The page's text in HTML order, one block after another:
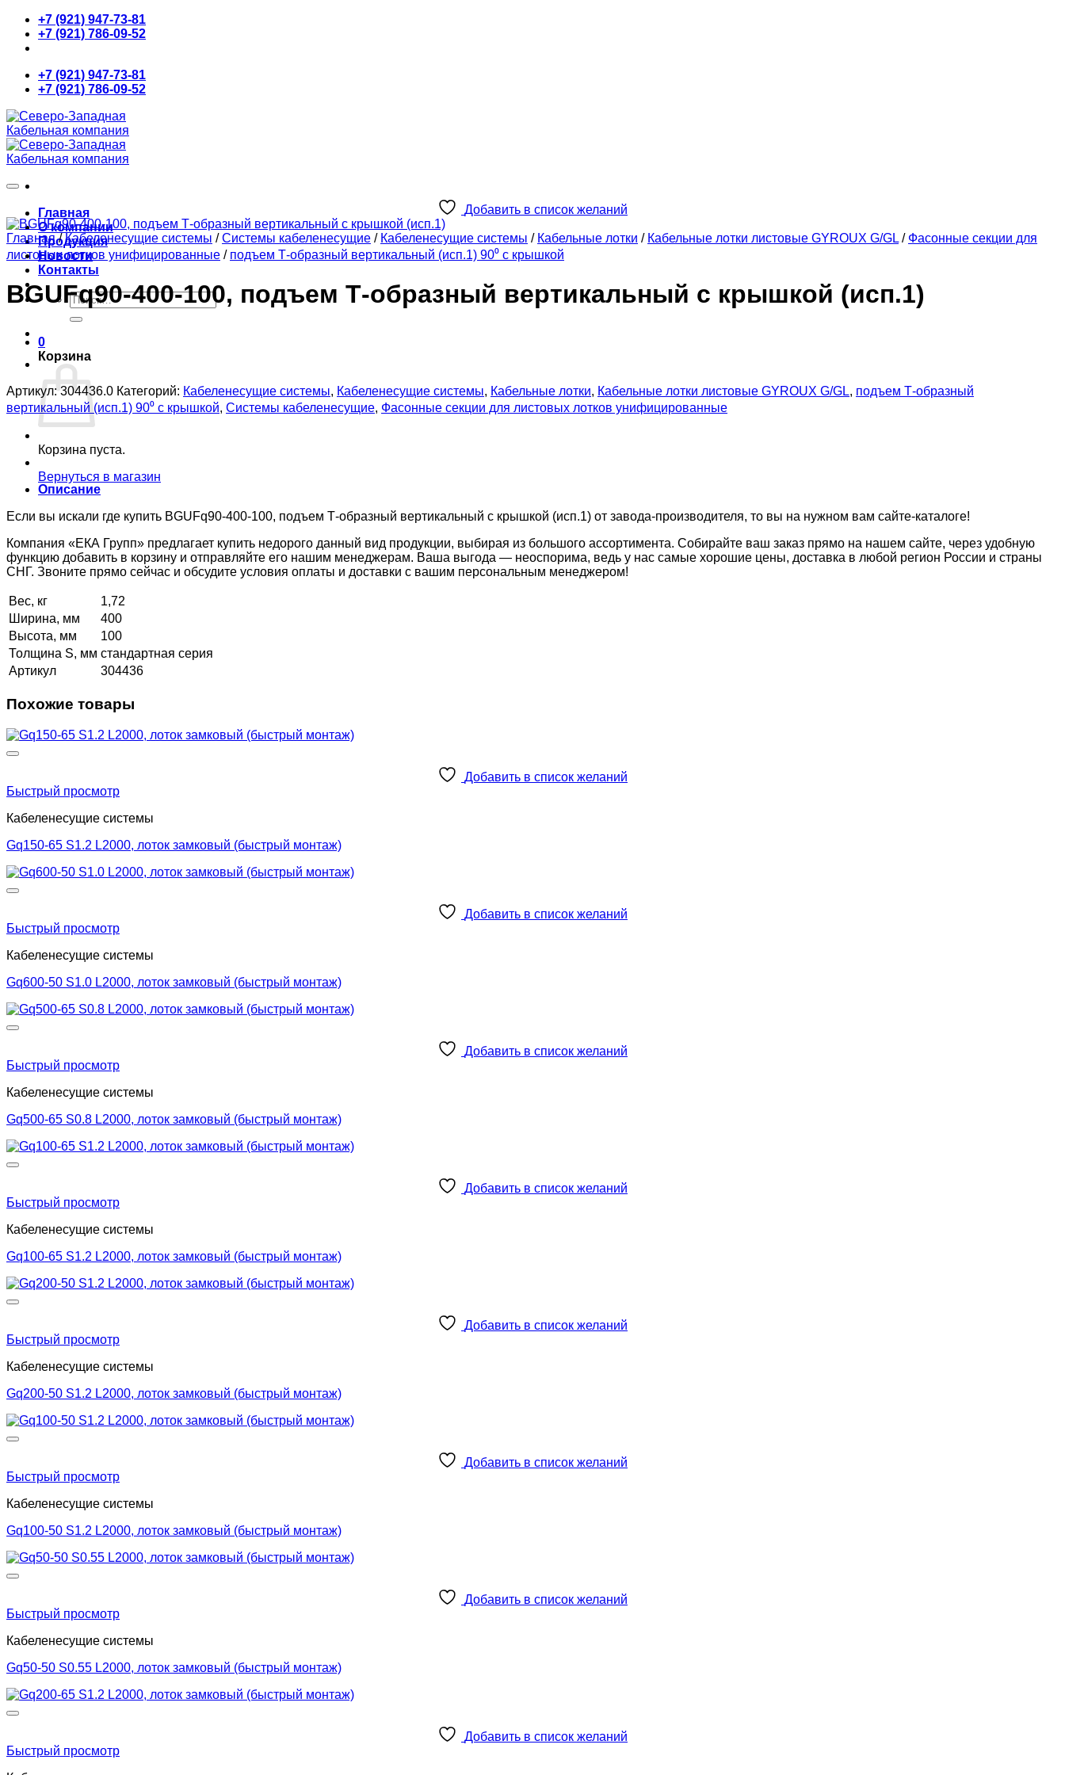
Skip
content
+7 (921) 947-73-81
+7 (921) 786-09-52
+7 (921) 947-73-81
+7 (921) 786-09-52
Главная
О компании
Продукция
Новости
Контакты
Искать:
0
Корзина
Корзина пуста.
Вернуться в магазин
Добавить в список желаний
Главная / Кабеленесущие системы / Системы кабеленесущие / Кабеленесущие системы / Кабельные лотки / Кабельные лотки листовые GYROUX G/GL / Фасонные секции для
листовых лотков унифицированные / подъем Т-образный вертикальный (исп.1) 90⁰ с крышкой
BGUFq90-400-100, подъем Т-образный вертикальный с крышкой (исп.1)
Артикул:304436.0 Категорий: Кабеленесущие системы, Кабеленесущие системы, Кабельные лотки, Кабельные лотки листовые GYROUX G/GL, подъем Т-образный
вертикальный (исп.1) 90⁰ с крышкой, Системы кабеленесущие, Фасонные секции для листовых лотков унифицированные
Описание
Если вы искали где купить BGUFq90-400-100, подъем Т-образный вертикальный с крышкой (исп.1) от завода-производителя, то вы на нужном вам сайте-каталоге!
Компания «ЕКА Групп» предлагает купить недорого данный вид продукции, выбирая из большого ассортимента. Собирайте ваш заказ прямо на нашем сайте, через удобную
функцию добавить в корзину и отправляйте его нашим менеджерам. Ваша выгода — неоспорима, ведь у нас самые хорошие цены, доставка в любой регион России и страны
СНГ. Звоните прямо сейчас и обсудите условия оплаты и доставки с вашим персональным менеджером!
Вес, кг
1,72
Ширина, мм
400
Высота, мм
100
Толщина S, мм стандартная серия
Артикул
304436
Похожие товары
Добавить в список желаний
Быстрый просмотр
Кабеленесущие системы
Gq150-65 S1.2 L2000, лоток замковый (быстрый монтаж)
Добавить в список желаний
Быстрый просмотр
Кабеленесущие системы
Gq600-50 S1.0 L2000, лоток замковый (быстрый монтаж)
Добавить в список желаний
Быстрый просмотр
Кабеленесущие системы
Gq500-65 S0.8 L2000, лоток замковый (быстрый монтаж)
Добавить в список желаний
Быстрый просмотр
Кабеленесущие системы
Gq100-65 S1.2 L2000, лоток замковый (быстрый монтаж)
Добавить в список желаний
Быстрый просмотр
Кабеленесущие системы
Gq200-50 S1.2 L2000, лоток замковый (быстрый монтаж)
Добавить в список желаний
Быстрый просмотр
Кабеленесущие системы
Gq100-50 S1.2 L2000, лоток замковый (быстрый монтаж)
Добавить в список желаний
Быстрый просмотр
Кабеленесущие системы
Gq50-50 S0.55 L2000, лоток замковый (быстрый монтаж)
Добавить в список желаний
Быстрый просмотр